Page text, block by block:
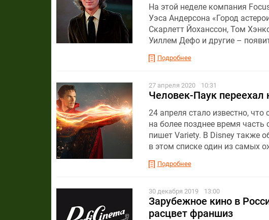
На этой неделе компания
Уэса Андерсона «Город
Скарлетт Йоханссон, Том
Уиллем Дефо и другие –
Подробнее
27 апреля 2020 10:31
Человек-Паук переехал
24 апреля стало известно,
на более позднее время
пишет Variety. В Disney также
в этом списке один из самых
Подробнее
30 декабря 2019 13:00
Зарубежное кино в
расцвет франшиз